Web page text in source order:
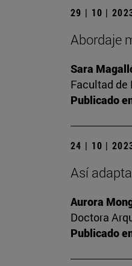
29 | 10 |
Abordaje
Sara
Facultad de
Publicado
24 | 10 |
Así
Aurora
Doctora
Publicado